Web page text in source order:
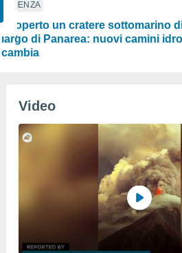
SCIENZA
Scoperto un cratere sottomarino di
largo di Panarea: nuovi camini
cambia
Video